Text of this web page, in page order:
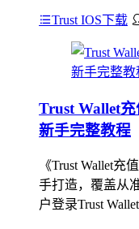
Trust IOS下载
Trust Wallet充
新手完整教程
《Trust Wallet
手打造，覆盖从
户登录Trust